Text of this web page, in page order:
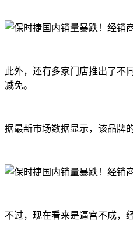
此外，还有多家门店推出了不
减免。
据最新市场数据显示，该品牌
不过，现在看来是逼宫不成，